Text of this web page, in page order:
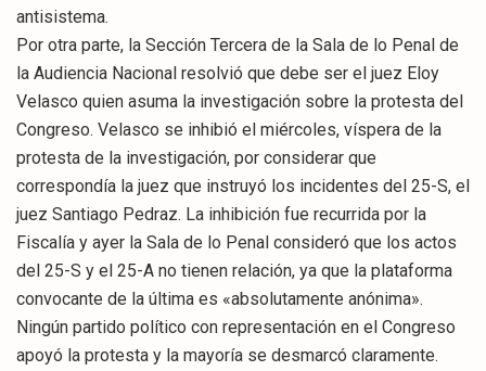
antisistema.
Por otra parte, la Sección Tercera de la Sala de lo Penal de
la Audiencia Nacional resolvió que debe ser el juez Eloy
Velasco quien asuma la investigación sobre la protesta del
Congreso. Velasco se inhibió el miércoles, víspera de la
protesta de la investigación, por considerar que
correspondía la juez que instruyó los incidentes del 25-S, el
juez Santiago Pedraz. La inhibición fue recurrida por la
Fiscalía y ayer la Sala de lo Penal consideró que los actos
del 25-S y el 25-A no tienen relación, ya que la plataforma
convocante de la última es «absolutamente anónima».
Ningún partido político con representación en el Congreso
apoyó la protesta y la mayoría se desmarcó claramente.